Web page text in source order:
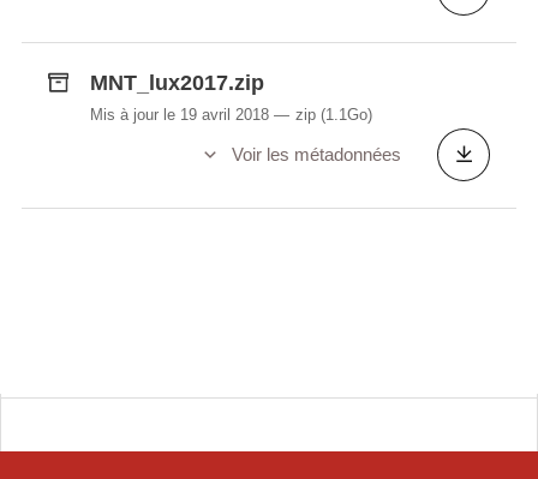
MNT_lux2017.zip
Mis à jour le 19 avril 2018 zip (1.1Go)
Voir les métadonnées